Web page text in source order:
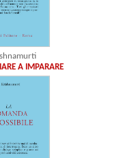
A IMPARARE